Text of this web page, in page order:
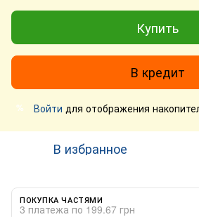
Купить
В кредит
% Войти для отображения
В избранное
ПОКУПКА ЧАСТЯМИ
3 платежа по 199.67 грн